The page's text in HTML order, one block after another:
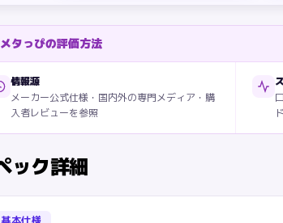
メタっぴの評価方法
情報源
メーカー公式仕様・国内外の専門メディア・購
入者レビューを参照
ック詳細
基本仕様